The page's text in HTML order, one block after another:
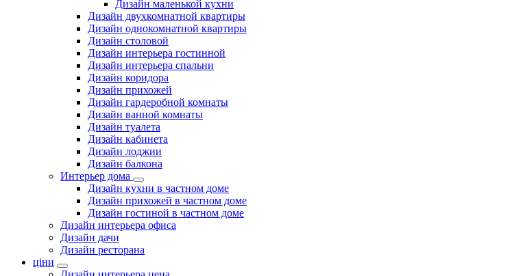
Дизайн маленькой кухни
Дизайн двухкомнатной квартиры
Дизайн однокомнатной квартиры
Дизайн столовой
Дизайн интерьера гостинной
Дизайн интерьера спальни
Дизайн коридора
Дизайн прихожей
Дизайн гардеробной комнаты
Дизайн ванной комнаты
Дизайн туалета
Дизайн кабинета
Дизайн лоджии
Дизайн балкона
Интерьер дома
Дизайн кухни в частном доме
Дизайн прихожей в частном доме
Дизайн гостиной в частном доме
Дизайн интерьера офиса
Дизайн дачи
Дизайн ресторана
ціни